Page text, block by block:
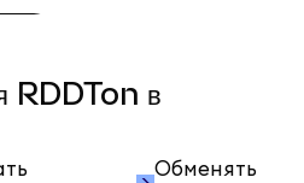
RDDTon в
Обменять